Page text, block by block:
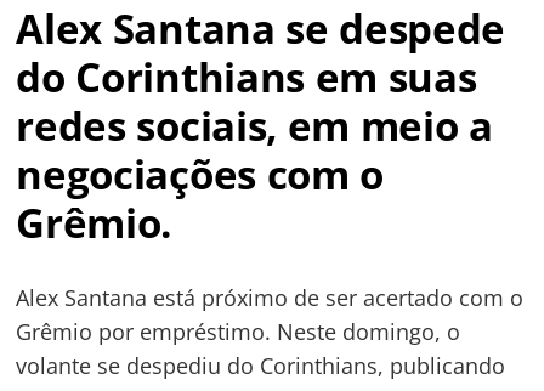
Alex Santana se despede
do Corinthians em suas
redes sociais, em meio a
negociações com o
Grêmio.
Alex Santana está próximo de ser acertado com o
Grêmio por empréstimo. Neste domingo, o
volante se despediu do Corinthians, publicando